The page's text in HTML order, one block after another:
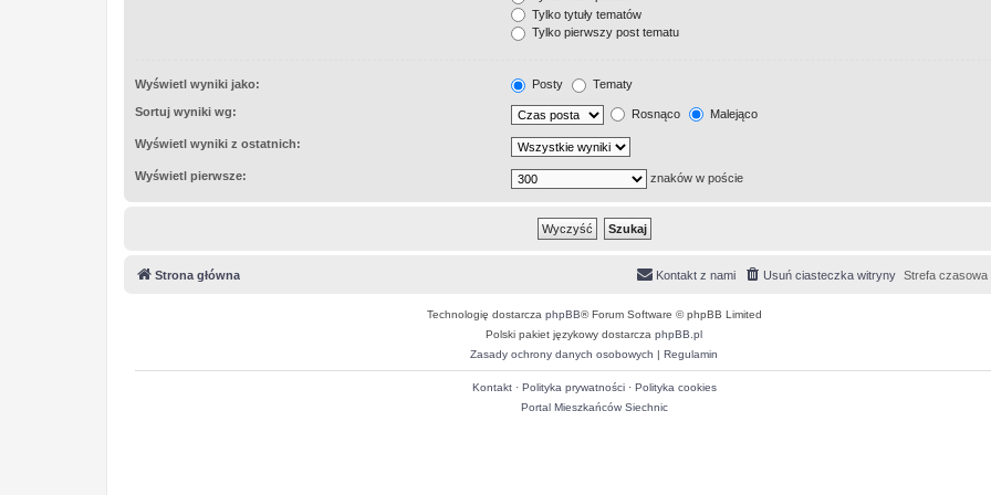
Tylko tytuły tematów
Tylko pierwszy post tematu
Wyświetl wyniki jako: Posty Tematy
Sortuj wyniki wg: Rosnąco Malejąco
Wyświetl wyniki z ostatnich:
Wyświetl pierwsze: znaków w poście
Strona główna Strefa czasowa
Usuń ciasteczka witryny
Kontakt z nami
Technologię dostarcza phpBB® Forum Software © phpBB Limited
Polski pakiet językowy dostarcza phpBB.pl
Zasady ochrony danych osobowych | Regulamin
Kontakt· Polityka prywatności· Polityka cookies
Portal Mieszkańców Siechnic